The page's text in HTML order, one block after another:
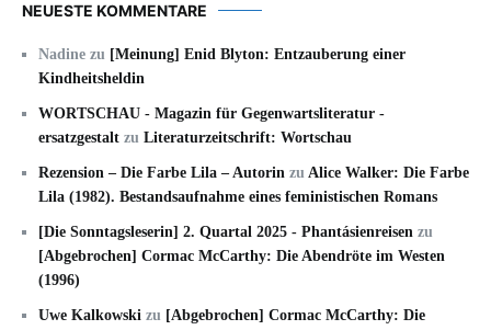
NEUESTE KOMMENTARE
Nadine zu [Meinung] Enid Blyton: Entzauberung einer
Kindheitsheldin
WORTSCHAU - Magazin für Gegenwartsliteratur -
ersatzgestalt zu Literaturzeitschrift: Wortschau
Rezension – Die Farbe Lila – Autorin zu Alice Walker: Die Farbe
Lila (1982). Bestandsaufnahme eines feministischen Romans
[Die Sonntagsleserin] 2. Quartal 2025 - Phantásienreisen zu
[Abgebrochen] Cormac McCarthy: Die Abendröte im Westen
(1996)
Uwe Kalkowski zu [Abgebrochen] Cormac McCarthy: Die